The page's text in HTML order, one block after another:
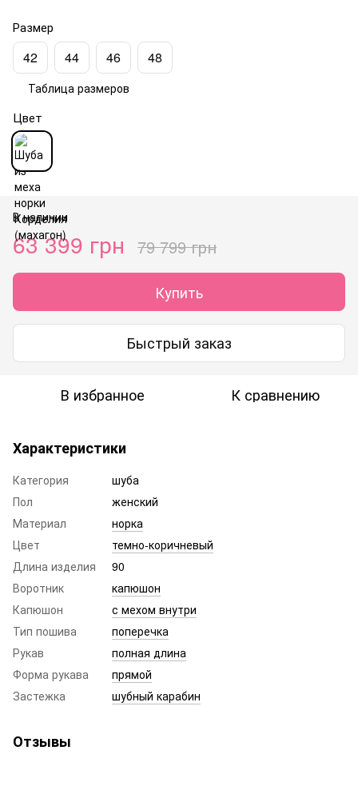
Размер
42 44 46 48
Таблица размеров
Цвет
В наличии
63 399 грн 79 799 грн
Купить
Быстрый заказ
В избранное К сравнению
Характеристики
Категория
шуба
Пол
женский
Материал
норка
Цвет
темно-коричневый
Длина изделия
90
Воротник
капюшон
Капюшон
с мехом внутри
Тип пошива
поперечка
Рукав
полная длина
Форма рукава
прямой
Застежка
шубный карабин
Отзывы